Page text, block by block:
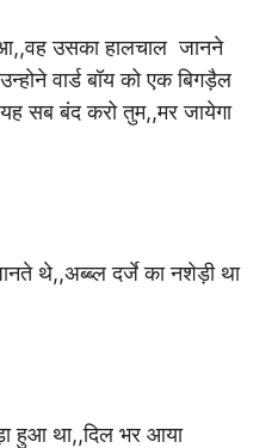
उसका हालचाल जानने
वार्ड बॉय को एक बिगड़ैल
सब बंद करो तुम,,मर जायेगा
थे,,अब्ब्ल दर्जे का नशेड़ी था
हुआ था,,दिल भर आया